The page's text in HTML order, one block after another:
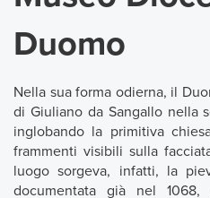
Duomo
Nella sua forma odierna, il
di Giuliano da Sangallo nella
inglobando la primitiva
frammenti visibili sulla
luogo sorgeva, infatti, la
documentata già nel